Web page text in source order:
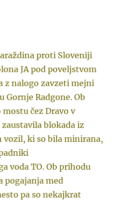
proti Sloveniji
JA pod poveljstvom
z nalogo zavzeti mejni
Gornje Radgone. Ob
mostu čez Dravo v
blokada iz
ki so bila minirana,
voda TO. Ob prihodu
pogajanja med
pa so nekajkrat